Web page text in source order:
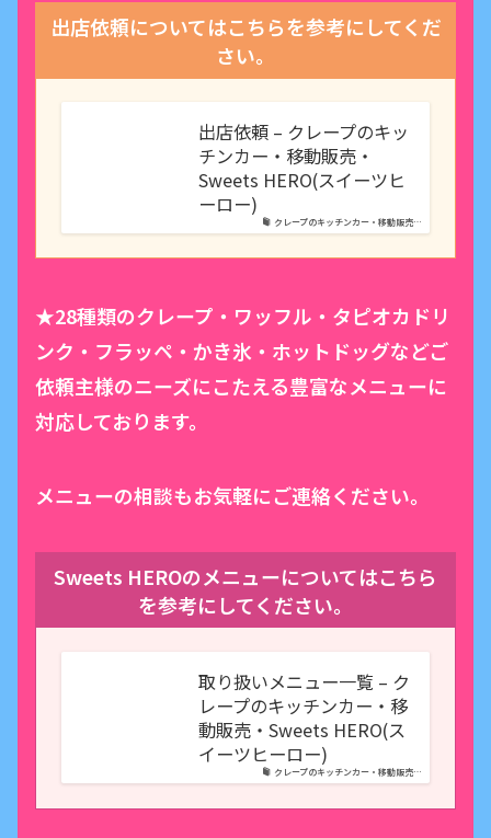
出店依頼についてはこちらを参考にしてくだ
さい。
クレープのキッチンカー・移動販売…
出店依頼 – クレープのキッ
チンカー・移動販売・
Sweets HERO(スイーツヒ
ーロー)
★28種類のクレープ・ワッフル・タピオカドリ
ンク・フラッペ・かき氷・ホットドッグなどご
依頼主様のニーズにこたえる豊富なメニューに
対応しております。
メニューの相談もお気軽にご連絡ください。
Sweets HEROのメニューについてはこちら
を参考にしてください。
クレープのキッチンカー・移動販売…
取り扱いメニュー一覧 – ク
レープのキッチンカー・移
動販売・Sweets HERO(ス
イーツヒーロー)